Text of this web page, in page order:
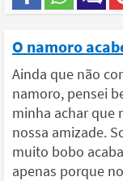
O namoro
Ainda que não
namoro, pensei
minha achar que
nossa amizade.
muito bobo
apenas porque